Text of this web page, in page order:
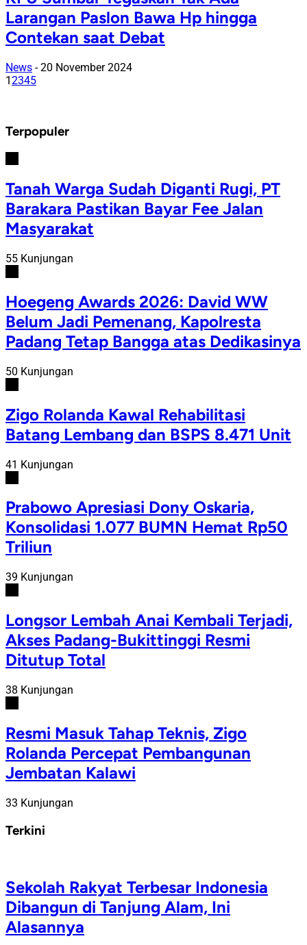
Larangan Paslon Bawa Hp hingga
Contekan saat Debat
News - 20 November 2024
12345
Terpopuler
Tanah Warga Sudah Diganti Rugi, PT
Barakara Pastikan Bayar Fee Jalan
Masyarakat
55 Kunjungan
Hoegeng Awards 2026: David WW
Belum Jadi Pemenang, Kapolresta
Padang Tetap Bangga atas Dedikasinya
50 Kunjungan
Zigo Rolanda Kawal Rehabilitasi
Batang Lembang dan BSPS 8.471 Unit
41 Kunjungan
Prabowo Apresiasi Dony Oskaria,
Konsolidasi 1.077 BUMN Hemat Rp50
Triliun
39 Kunjungan
Longsor Lembah Anai Kembali Terjadi,
Akses Padang-Bukittinggi Resmi
Ditutup Total
38 Kunjungan
Resmi Masuk Tahap Teknis, Zigo
Rolanda Percepat Pembangunan
Jembatan Kalawi
33 Kunjungan
Terkini
Sekolah Rakyat Terbesar Indonesia
Dibangun di Tanjung Alam, Ini
Alasannya